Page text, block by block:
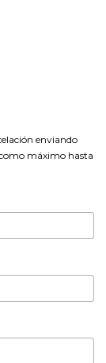
enviando
máximo hasta